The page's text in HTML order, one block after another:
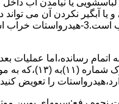
لباسشویی یا نیامدن
را ﺗﻌﻮﯾﺾ